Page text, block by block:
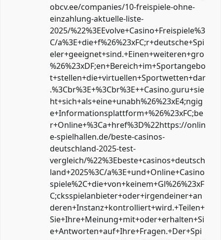
obcv.ee/companies/10-freispiele-ohne-
einzahlung-aktuelle-liste-
2025/%22%3EEvolve+Casino+Freispiele%3
C/a%3E+die+f%26%23xFC;r+deutsche+Spi
eler+geeignet+sind.+Einen+weiteren+gro
%26%23xDF;en+Bereich+im+Sportangebo
t+stellen+die+virtuellen+Sportwetten+dar
.%3Cbr%3E+%3Cbr%3E++Casino.guru+sie
ht+sich+als+eine+unabh%26%23xE4;ngig
e+Informationsplattform+%26%23xFC;be
r+Online+%3Ca+href%3D%22https://onlin
e-spielhallen.de/beste-casinos-
deutschland-2025-test-
vergleich/%22%3Ebeste+casinos+deutsch
land+2025%3C/a%3E+und+Online+Casino
spiele%2C+die+von+keinem+Gl%26%23xF
C;cksspielanbieter+oder+irgendeiner+an
deren+Instanz+kontrolliert+wird.+Teilen+
Sie+Ihre+Meinung+mit+oder+erhalten+Si
e+Antworten+auf+Ihre+Fragen.+Der+Spi